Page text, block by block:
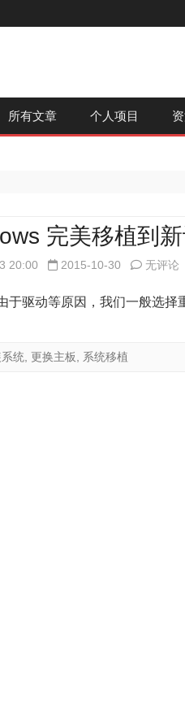
所有文章 个人项目
完美移植到
20:00 2015-10-30 不
无评论
于驱动等原因，我们一般选
统 更换主板 系统移植